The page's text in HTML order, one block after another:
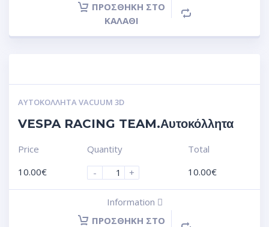
ΠΡΟΣΘΉΚΗ ΣΤΟ
ΚΑΛΆΘΙ
ΑΥΤΟΚΌΛΛΗΤΑ VACUUM 3D
VESPA RACING TEAM.Αυτοκόλλητα
Price
10.00€
Quantity
-
+
Total
10.00€
Information
ΠΡΟΣΘΉΚΗ ΣΤΟ